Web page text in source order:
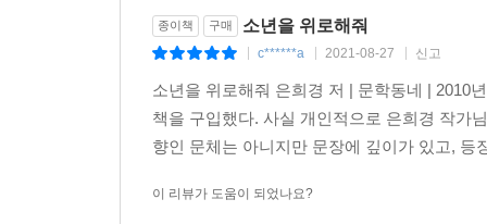
종이책 구매 소년을 위로해줘
c******a 2021-08-27 신고
소년을 위로해줘 은희경 저 | 문학동네 | 2010
책을 구입했다. 사실 개인적으로 은희경 작가
향인 문체는 아니지만 문장에 깊이가 있고,
이 리뷰가 도움이 되었나요?